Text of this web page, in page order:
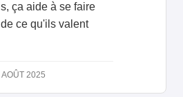
ça aide à se faire
ce qu'ils valent
AOÛT 2025